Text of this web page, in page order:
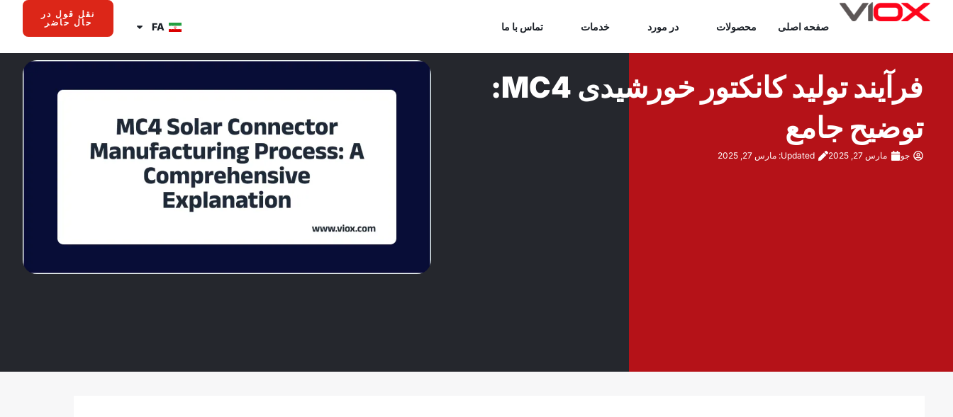
محتوا
صفحه اصلی محصولات در مورد خدمات تماس با ما FA
نقل قول در
حال حاضر
فرآیند تولید کانکتور خورشیدی MC4:
توضیح جامع
جو مارس 27, 2025 Updated: مارس 27, 2025